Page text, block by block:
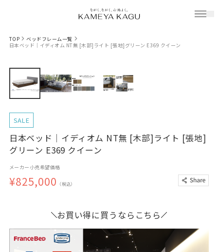
TOP
ベッドフレーム一覧
日本ベッド｜イディオム NT無 [木部]ライト [張地]グリーン E369 クイーン
SALE
日本ベッド｜イディオム NT無 [木部]ライト [張地]
グリーン E369 クイーン
メーカー小売希望価格
¥825,000 （税込）
お買い得に買うならこちら